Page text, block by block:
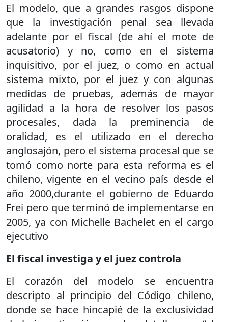
El modelo, que a grandes rasgos dispone
que la investigación penal sea llevada
adelante por el fiscal (de ahí el mote de
acusatorio) y no, como en el sistema
inquisitivo, por el juez, o como en actual
sistema mixto, por el juez y con algunas
medidas de pruebas, además de mayor
agilidad a la hora de resolver los pasos
procesales, dada la preminencia de
oralidad, es el utilizado en el derecho
anglosajón, pero el sistema procesal que se
tomó como norte para esta reforma es el
chileno, vigente en el vecino país desde el
año 2000,durante el gobierno de Eduardo
Frei pero que terminó de implementarse en
2005, ya con Michelle Bachelet en el cargo
ejecutivo
El fiscal investiga y el juez controla
El corazón del modelo se encuentra
descripto al principio del Código chileno,
donde se hace hincapié de la exclusividad